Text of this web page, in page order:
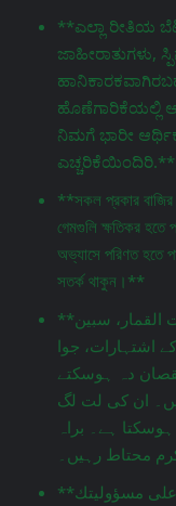
**ಎಲ್ಲಾ ರೀತಿಯ
ಜಾಹೀರಾತುಗಳು,
ಹೊಣೆಗಾರಿಕೆಯಲ್ಲಿ
ನಿಮಗೆ ಭಾರೀ
ಎಚ್ಚರಿಕೆಯಿಂದಿರಿ.**
**সকল প্রকার বাজির
গেমগুলি ক্ষতিকর হতে
অভ্যাসে পরিণত হতে
সতর্ক থাকুন।**
**جميع أنواع إعلانات المراهنات، إعلانات القمار، سبين
اشتہارات، جوا
دہ ہوسکتے
ان کی لت لگ
ہے۔ براہ
**هذه الألعاب قد تكون ضارة. العب على مسؤوليتك